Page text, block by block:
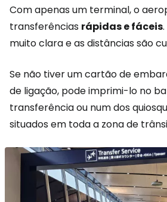
Com apenas um terminal, o
transferências rápidas e fáceis
muito clara e as distâncias são
Se não tiver um cartão de
de ligação, pode imprimi-lo no
transferência ou num dos
situados em toda a zona de